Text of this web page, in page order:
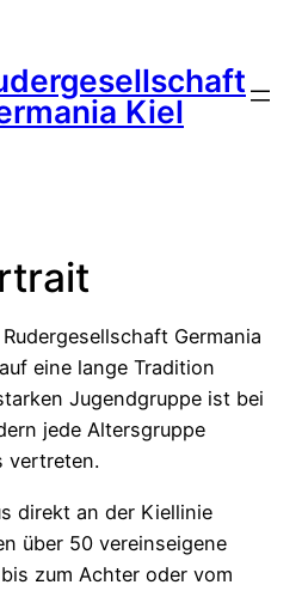
Kiel
Germania
eine lange Tradition
Jugendgruppe ist bei
jede Altersgruppe
vertreten.
direkt an der Kiellinie
über 50 vereinseigene
zum Achter oder vom